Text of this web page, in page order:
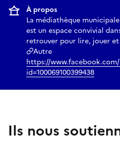
À propos
La médiathèque
est un espace convivial
retrouver pour lire, jouer
Autre
https://
id=100069100399438
Ils nous